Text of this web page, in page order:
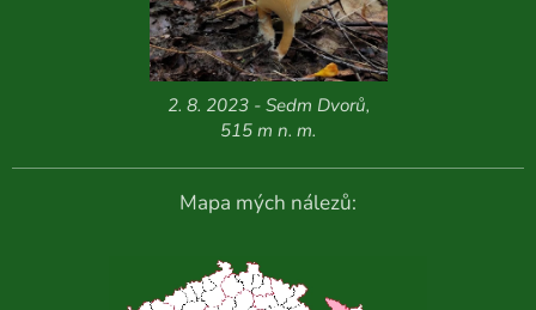
2. 8. 2023 - Sedm Dvorů,
515 m n. m.
Mapa mých nálezů: